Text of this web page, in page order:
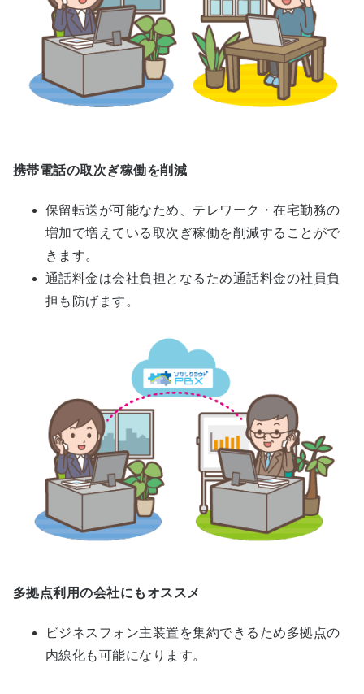
携帯電話の取次ぎ稼働を削減
保留転送が可能なため、テレワーク・在宅勤務の
増加で増えている取次ぎ稼働を削減することがで
きます。
通話料金は会社負担となるため通話料金の社員負
担も防げます。
多拠点利用の会社にもオススメ
ビジネスフォン主装置を集約できるため多拠点の
内線化も可能になります。